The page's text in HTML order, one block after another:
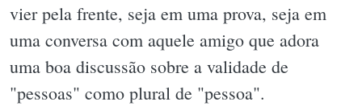
vier pela frente, seja em uma prova, seja em
uma conversa com aquele amigo que adora
uma boa discussão sobre a validade de
"pessoas" como plural de "pessoa".